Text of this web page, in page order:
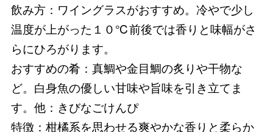
飲み方：ワイングラスがおすすめ。冷やで少し
温度が上がった１０℃前後では香りと味幅がさ
らにひろがります。
おすすめの肴：真鯛や金目鯛の炙りや干物な
ど。白身魚の優しい甘味や旨味を引き立てま
す。他：きびなごけんぴ
特徴：柑橘系を思わせる爽やかな香りと柔らか